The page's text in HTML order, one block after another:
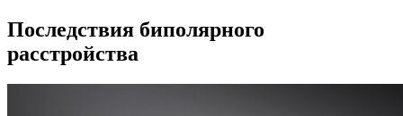
Последствия биполярного
расстройства